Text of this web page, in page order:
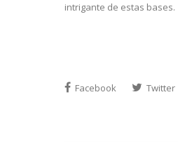
intrigante de estas bases.
Facebook Twitter